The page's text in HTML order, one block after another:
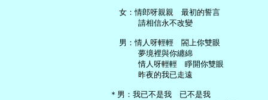
   女：情郎呀親親　最初的誓言
       請相信永不改變
   男：情人呀輕輕　閤上你雙眼
       夢境裡與你纏綿
       情人呀輕輕　睜開你雙眼
       昨夜的我已走遠
＊男：我已不是我　已不是我